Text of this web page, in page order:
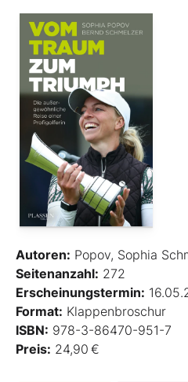
Autoren: Popov, Sophia
Seitenanzahl: 272
Erscheinungstermin:
Format: Klappenbroschur
ISBN: 978-3-86470-951-7
Preis: 24,90 €